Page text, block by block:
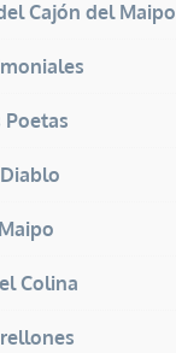
Cajón del Maipo
Colina